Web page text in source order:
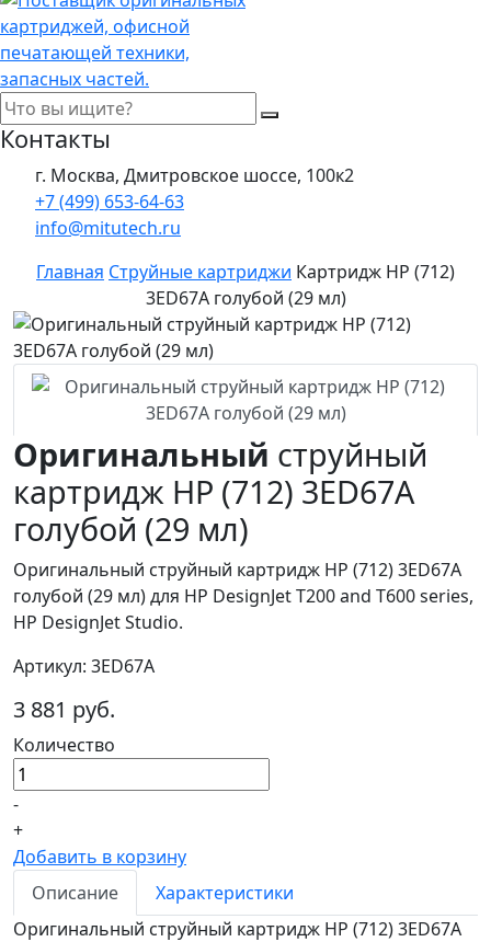
Контакты
г. Москва, Дмитровское шоссе, 100к2
+7 (499) 653-64-63
info@mitutech.ru
Главная Струйные картриджи Картридж HP (712)
3ED67A голубой (29 мл)
Оригинальный струйный
картридж HP (712) 3ED67A
голубой (29 мл)
Оригинальный струйный картридж HP (712) 3ED67A
голубой (29 мл) для HP DesignJet T200 and T600 series,
HP DesignJet Studio.
Артикул: 3ED67A
3 881 руб.
Количество
-
+
Добавить в корзину
Описание
Характеристики
Оригинальный струйный картридж HP (712) 3ED67A